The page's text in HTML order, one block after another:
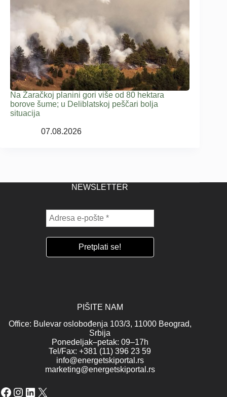
Na Žaračkoj planini gori više od 80 hektara
borove šume; u Deliblatskoj peščari bolja
situacija
07.08.2026
NEWSLETTER
PIŠITE NAM
Office: Bulevar oslobođenja 103/3, 11000 Beograd,
Srbija
Ponedeljak–petak: 09–17h
Tel/Fax: +381 (11) 396 23 59
info@energetskiportal.rs
marketing@energetskiportal.rs
Facebook
Instagram
LinkedIn
X